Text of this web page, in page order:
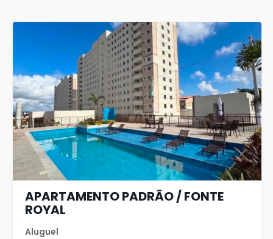
APARTAMENTO PADRÃO / FONTE
ROYAL
Aluguel